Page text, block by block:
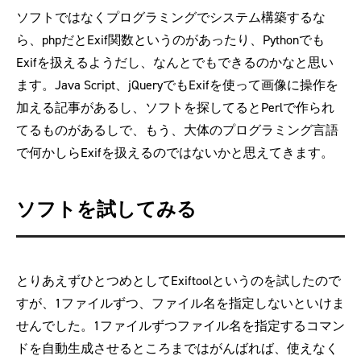
ソフトではなくプログラミングでシステム構築するな
ら、phpだとExif関数というのがあったり、Pythonでも
Exifを扱えるようだし、なんとでもできるのかなと思い
ます。Java Script、jQueryでもExifを使って画像に操作を
加える記事があるし、ソフトを探してるとPerlで作られ
てるものがあるしで、もう、大体のプログラミング言語
で何かしらExifを扱えるのではないかと思えてきます。
ソフトを試してみる
とりあえずひとつめとしてExiftoolというのを試したので
すが、1ファイルずつ、ファイル名を指定しないといけま
せんでした。1ファイルずつファイル名を指定するコマン
ドを自動生成させるところまではがんばれば、使えなく